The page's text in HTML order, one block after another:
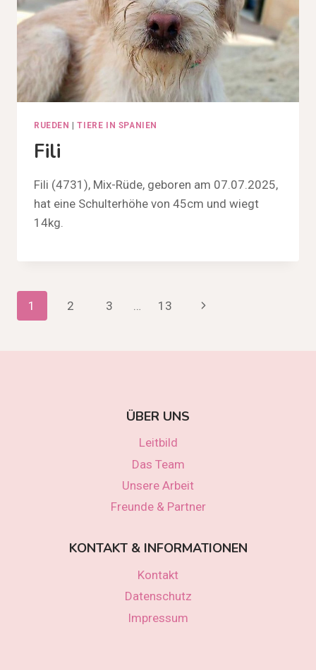
RUEDEN |TIERE IN SPANIEN
Fili
Fili (4731), Mix-Rüde, geboren am 07.07.2025,
hat eine Schulterhöhe von 45cm und wiegt
14kg.
Seitennavigation
1 2 3 … 13
Nächste
ÜBER UNS
Leitbild
Das Team
Unsere Arbeit
Freunde & Partner
KONTAKT & INFORMATIONEN
Kontakt
Datenschutz
Impressum